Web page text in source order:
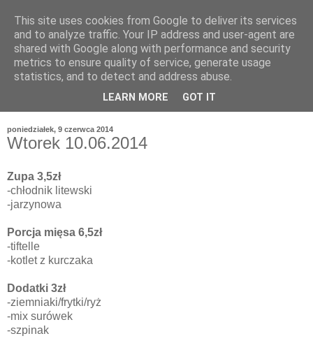
poniedziałek, 9 czerwca 2014
Wtorek 10.06.2014
Zupa 3,5zł
-chłodnik litewski
-jarzynowa
Porcja mięsa 6,5zł
-tiftelle
-kotlet z kurczaka
Dodatki 3zł
-ziemniaki/frytki/ryż
-mix surówek
-szpinak
This site uses cookies from Google to deliver its services
and to analyze traffic. Your IP address and user-agent are
shared with Google along with performance and security
metrics to ensure quality of service, generate usage
statistics, and to detect and address abuse.
LEARN MORE GOT IT